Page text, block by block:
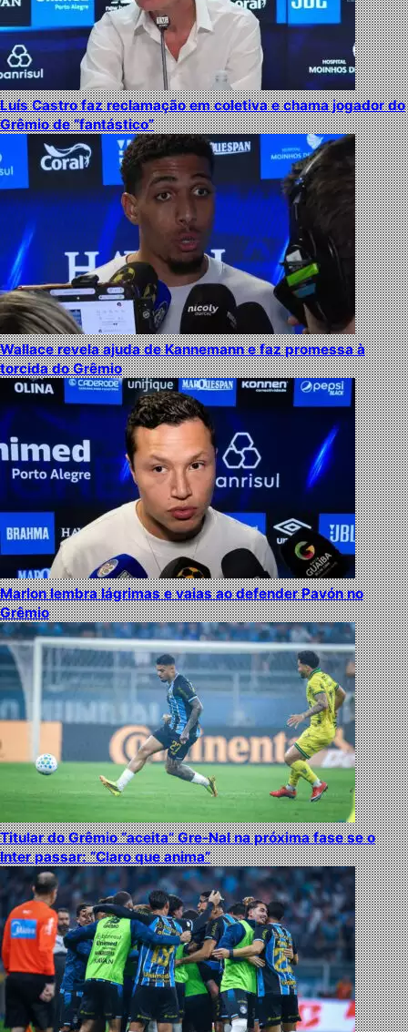
Luís Castro faz reclamação em coletiva e chama jogador do
Grêmio de “fantástico”
Wallace revela ajuda de Kannemann e faz promessa à
torcida do Grêmio
Marlon lembra lágrimas e vaias ao defender Pavón no
Grêmio
Titular do Grêmio “aceita” Gre-Nal na próxima fase se o
Inter passar: “Claro que anima”